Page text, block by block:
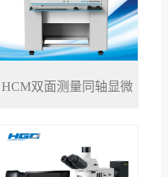
HCM双面测量同轴显微